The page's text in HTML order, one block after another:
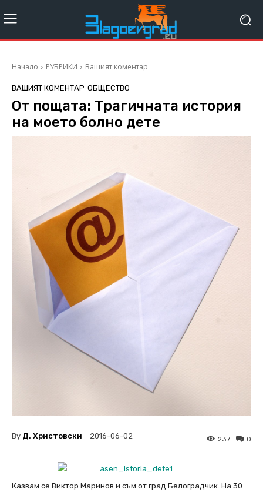
Начало РУБРИКИ Вашият коментар
ВАШИЯТ КОМЕНТАР ОБЩЕСТВО
От пощата: Трагичната история
на моето болно дете
By Д. Христовски 2016-06-02 0
237
Казвам се Виктор Маринов и съм от град Белоградчик. На 30